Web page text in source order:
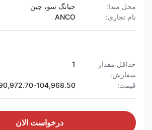
محل مبدا:
جیانگ سو، چین
نام تجاری:
ANCO
حداقل مقدار
سفارش:
قیمت: CN¥90,972.70-104,968.50
درخواست الان